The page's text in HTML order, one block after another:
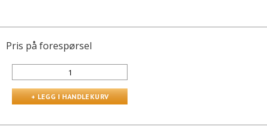
Pris på forespørsel